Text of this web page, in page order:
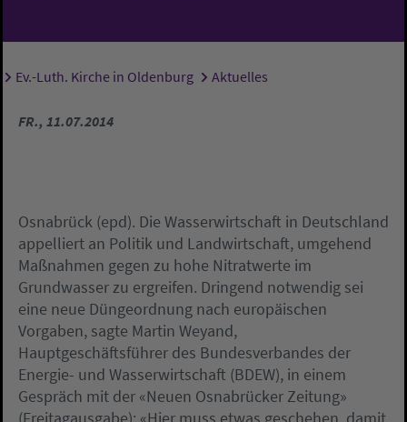
Sie sind hier:
Ev.-Luth. Kirche in Oldenburg Aktuelles
FR., 11.07.2014
Osnabrück (epd). Die Wasserwirtschaft in Deutschland
appelliert an Politik und Landwirtschaft, umgehend
Maßnahmen gegen zu hohe Nitratwerte im
Grundwasser zu ergreifen. Dringend notwendig sei
eine neue Düngeordnung nach europäischen
Vorgaben, sagte Martin Weyand,
Hauptgeschäftsführer des Bundesverbandes der
Energie- und Wasserwirtschaft (BDEW), in einem
Gespräch mit der «Neuen Osnabrücker Zeitung»